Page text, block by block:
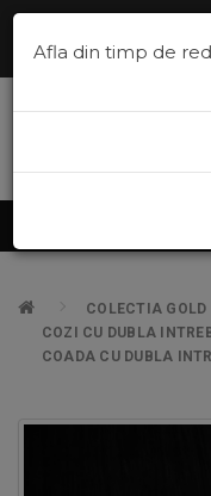
potrivita
COLECTIA GOLD
COZI CU DUBLA
COADA CU DUBLA
Afla din timp de